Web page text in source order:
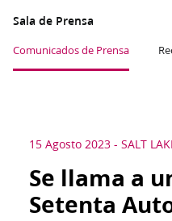
Sala de Prensa
Comunicados de Prensa
15 Agosto 2023 - SALT
Se llama a
Setenta